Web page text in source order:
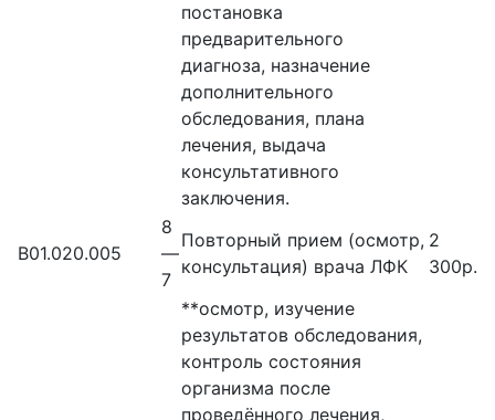
постановка
предварительного
диагноза, назначение
дополнительного
обследования, плана
лечения, выдача
консультативного
заключения.
В01.020.005
8
—
7
Повторный прием (осмотр,
консультация) врача ЛФК
2
300р.
**осмотр, изучение
результатов обследования,
контроль состояния
организма после
проведённого лечения,